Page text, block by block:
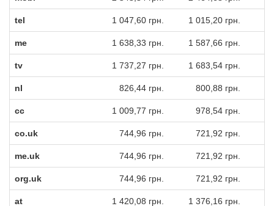
tel 1 047,60 грн. 1 015,20 грн.
me 1 638,33 грн. 1 587,66 грн.
tv 1 737,27 грн. 1 683,54 грн.
nl 826,44 грн. 800,88 грн.
cc 1 009,77 грн. 978,54 грн.
co.uk 744,96 грн. 721,92 грн.
me.uk 744,96 грн. 721,92 грн.
org.uk 744,96 грн. 721,92 грн.
at 1 420,08 грн. 1 376,16 грн.